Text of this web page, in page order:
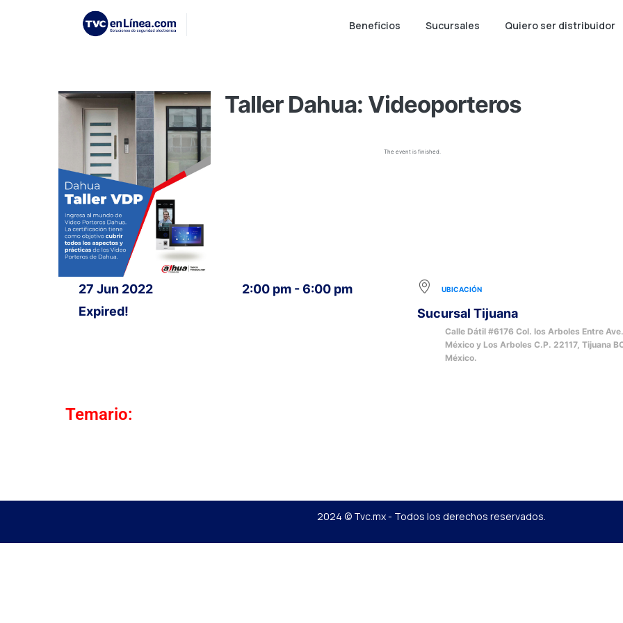
Beneficios Sucursales Quiero ser distribuidor
Taller Dahua: Videoporteros
The event is finished.
27 Jun 2022
Expired!
2:00 pm - 6:00 pm UBICACIÓN
Sucursal Tijuana
Calle Dátil #6176 Col. los Arboles Entre
México y Los Arboles C.P. 22117, Tijuana
México.
Temario:
2024 © Tvc.mx - Todos los derechos reservados.